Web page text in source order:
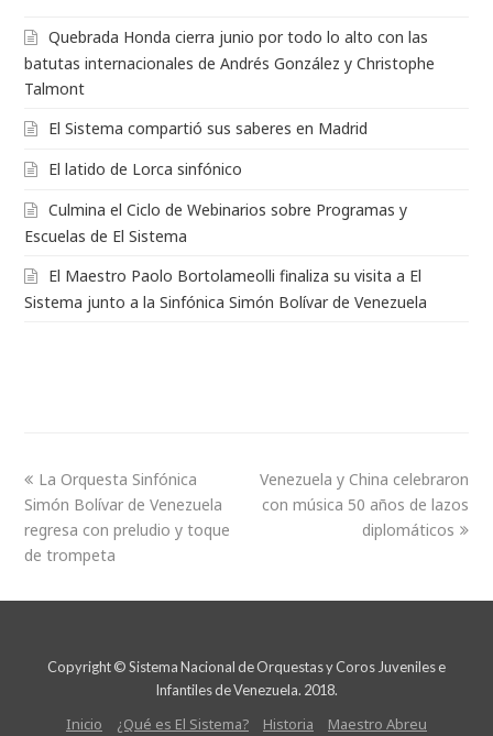
Quebrada Honda cierra junio por todo lo alto con las
batutas internacionales de Andrés González y Christophe
Talmont
El Sistema compartió sus saberes en Madrid
El latido de Lorca sinfónico
Culmina el Ciclo de Webinarios sobre Programas y
Escuelas de El Sistema
El Maestro Paolo Bortolameolli finaliza su visita a El
Sistema junto a la Sinfónica Simón Bolívar de Venezuela
La Orquesta Sinfónica
Simón Bolívar de Venezuela
regresa con preludio y toque
de trompeta
Venezuela y China celebraron
con música 50 años de lazos
diplomáticos
Copyright © Sistema Nacional de Orquestas y Coros Juveniles e
Infantiles de Venezuela. 2018.
Inicio ¿Qué es El Sistema? Historia Maestro Abreu